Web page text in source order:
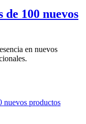
100 nuevos
en nuevos